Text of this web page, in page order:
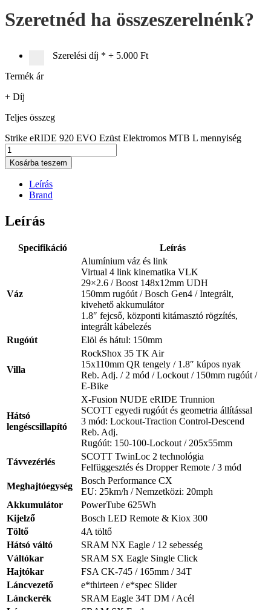
Szeretnéd ha összeszerelnénk?
Szerelési díj * + 5.000 Ft
Termék ár
+ Díj
Teljes összeg
Strike eRIDE 920 EVO Ezüst Elektromos MTB L mennyiség
Kosárba teszem
Leírás
Brand
Leírás
Specifikáció Leírás
Váz
Alumínium váz és link
Virtual 4 link kinematika VLK
29×2.6 / Boost 148x12mm UDH
150mm rugóút / Bosch Gen4 / Integrált,
kivehető akkumulátor
1.8″ fejcső, központi kitámasztó rögzítés,
integrált kábelezés
Rugóút
Elöl és hátul: 150mm
Villa
RockShox 35 TK Air
15x110mm QR tengely / 1.8″ kúpos nyak
Reb. Adj. / 2 mód / Lockout / 150mm rugóút /
E-Bike
Hátsó
lengéscsillapító
X-Fusion NUDE eRIDE Trunnion
SCOTT egyedi rugóút és geometria állítással
3 mód: Lockout-Traction Control-Descend
Reb. Adj.
Rugóút: 150-100-Lockout / 205x55mm
Távvezérlés
SCOTT TwinLoc 2 technológia
Felfüggesztés és Dropper Remote / 3 mód
Meghajtóegység
Bosch Performance CX
EU: 25km/h / Nemzetközi: 20mph
Akkumulátor
PowerTube 625Wh
Kijelző
Bosch LED Remote & Kiox 300
Töltő
4A töltő
Hátsó váltó
SRAM NX Eagle / 12 sebesség
Váltókar
SRAM SX Eagle Single Click
Hajtókar
FSA CK-745 / 165mm / 34T
Láncvezető
e*thirteen / e*spec Slider
Lánckerék
SRAM Eagle 34T DM / Acél